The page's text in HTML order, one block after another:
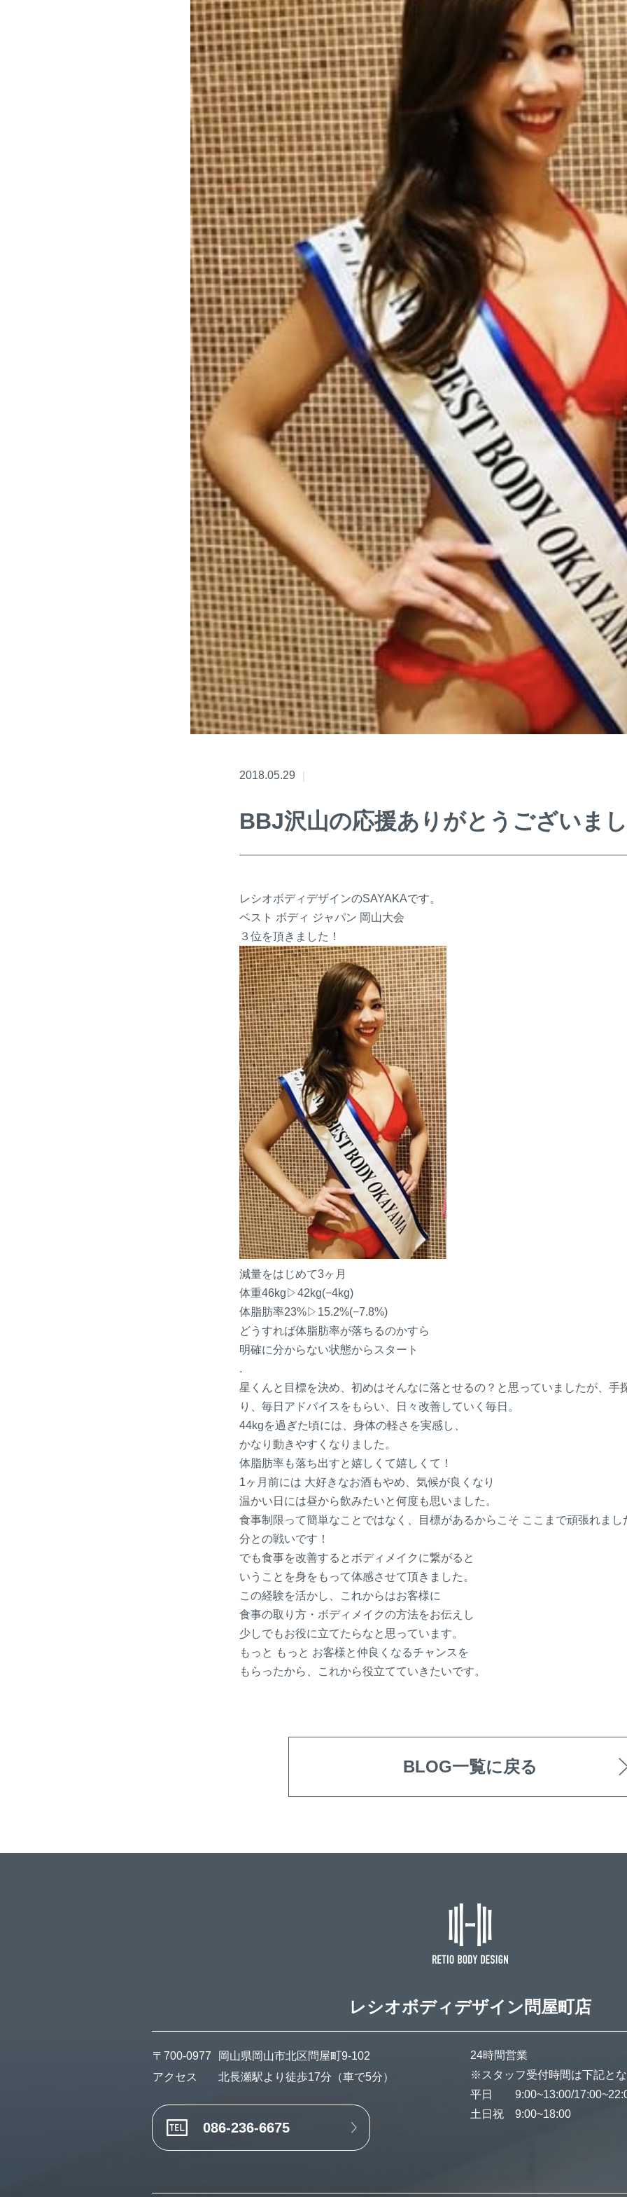
2018.05.29
BBJ沢山の応援ありがとうございま
レシオボディデザインのSAYAKAです。
ベスト ボディ ジャパン 岡山大会
３位を頂きました！
減量をはじめて3ヶ月
体重46kg▷42kg(−4kg)
体脂肪率23%▷15.2%(−7.8%)
どうすれば体脂肪率が落ちるのかすら
明確に分からない状態からスタート
.
星くんと目標を決め、初めはそんなに落とせるの ？ と思っていましたが、手
り、毎日アドバイスをもらい、日々改善していく毎日。
44kgを過ぎた頃には、身体の軽さを実感し、
かなり動きやすくなりました。
体脂肪率も落ち出すと嬉しくて嬉しくて ！
1ヶ月前には 大好きなお酒もやめ、気候が良くなり
温かい日には昼から飲みたいと何度も思いました 。
食事制限って簡単なことではなく、目標があるからこそ ここまで頑張れまし
分との戦いです！
でも食事を改善するとボディメイクに繋がると
いうことを身をもって体感させて頂きました。
この経験を活かし、これからはお客様に
食事の取り方・ボディメイクの方法をお伝えし
少しでもお役に立てたらなと思っています。
もっと もっと お客様と仲良くなるチャンスを
もらったから、これから役立てていきたいです。
BLOG一覧に戻る
レシオボディデザイン 問屋町店
〒700-0977
岡山県岡山市北区問屋町9-102
アクセス
北長瀬駅より徒歩17分（車で5分）
086-236-6675
24時間営業
※スタッフ受付時間は下記と
平日 9:00~13:00/
土日祝 9:00~18:00